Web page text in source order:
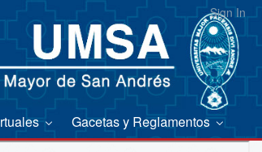
Sign In
Gacetas y Reglamentos